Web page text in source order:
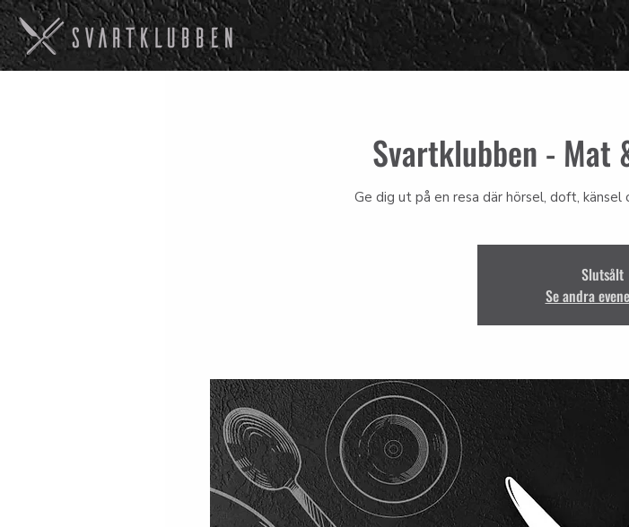
Svartklubben - Mat
Ge dig ut på en resa där hörsel, doft,
Slutsålt
Se andra